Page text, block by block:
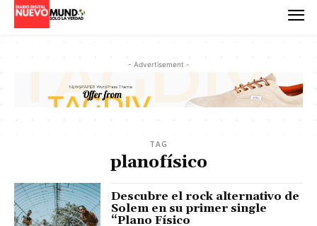
- Advertisement -
TAG
planofísico
Descubre el rock alternativo de
Solem en su primer single
“Plano Físico